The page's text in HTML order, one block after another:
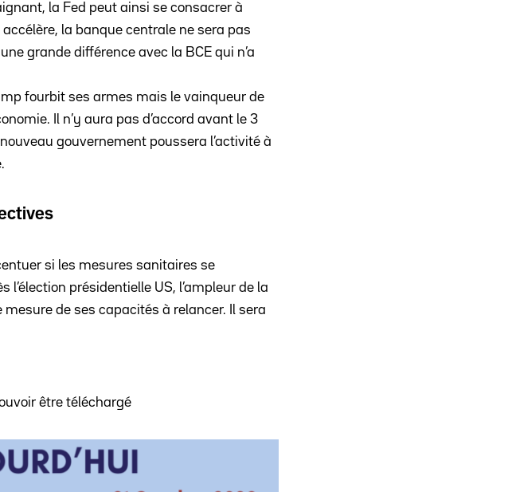
la Fed peut ainsi se consacrer à
accélère, la banque centrale ne sera pas
grande différence avec la BCE qui n’a
fourbit ses armes mais le vainqueur de
Il n’y aura pas d’accord avant le 3
gouvernement poussera l’activité à
si les mesures sanitaires se
présidentielle US, l’ampleur de la
de ses capacités à relancer. Il sera
être téléchargé